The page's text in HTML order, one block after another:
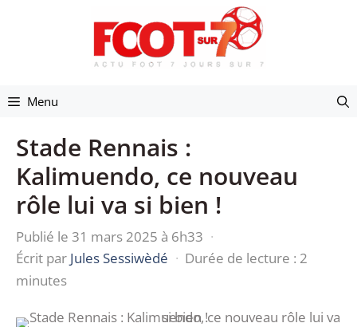
Menu
Stade Rennais :
Kalimuendo, ce nouveau
rôle lui va si bien !
Publié le 31 mars 2025 à 6h33 ·
Écrit par Jules Sessiwèdé · Durée de lecture : 2
minutes